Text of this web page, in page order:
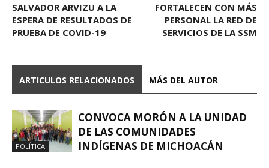
SALVADOR ARVIZU A LA
ESPERA DE RESULTADOS DE
PRUEBA DE COVID-19
FORTALECEN CON MÁS
PERSONAL LA RED DE
SERVICIOS DE LA SSM
ARTICULOS RELACIONADOS MÁS DEL AUTOR
POLÍTICA
CONVOCA MORÓN A LA UNIDAD
DE LAS COMUNIDADES
INDÍGENAS DE MICHOACÁN